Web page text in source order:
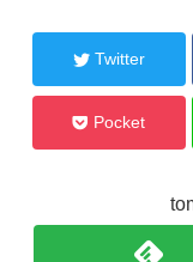
Twitter
Pocket